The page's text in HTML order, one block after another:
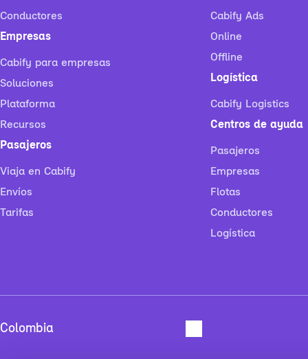
Conductores
Empresas
Cabify para empresas
Soluciones
Plataforma
Recursos
Pasajeros
Viaja en Cabify
Envíos
Tarifas
Cabify Ads
Online
Offline
Logística
Cabify Logistics
Centros de ayuda
Pasajeros
Empresas
Flotas
Conductores
Logística